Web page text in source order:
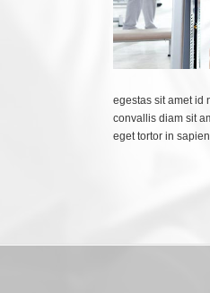
egestas sit amet id
convallis diam sit
eget tortor in